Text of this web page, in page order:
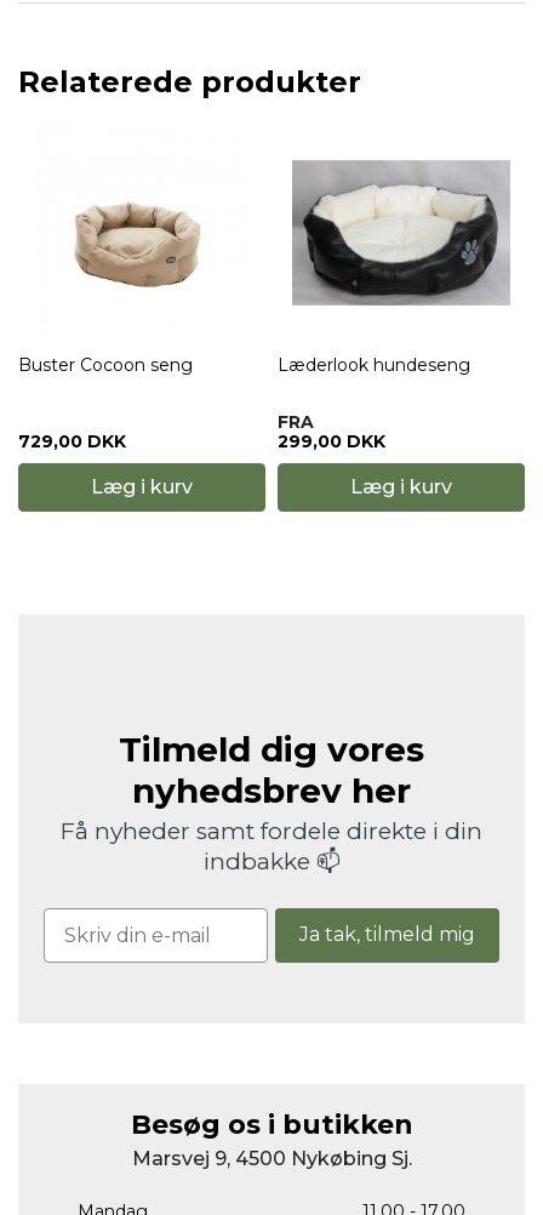
Relaterede produkter
Buster Cocoon seng
729,00 DKK
Læg i kurv
Læderlook hundeseng
FRA
299,00 DKK
Læg i kurv
Tilmeld dig vores
nyhedsbrev her
Få nyheder samt fordele direkte i din
indbakke 📫
Ja tak, tilmeld mig
Besøg os i butikken
Marsvej 9, 4500 Nykøbing Sj.